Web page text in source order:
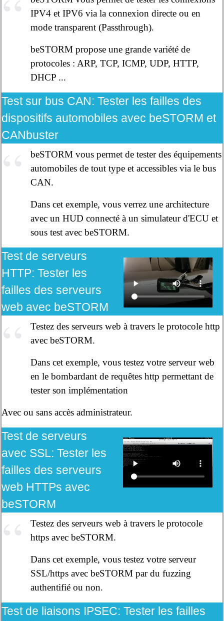
IPV4 et IPV6 via la connexion directe ou en
mode transparent (Passthrough).
beSTORM propose une grande variété de
protocoles : ARP, TCP, ICMP, UDP, HTTP,
DHCP ...
Test sur bus CAN: Tester les failles des
dispositifs automobiles avec beSTORM et
CANbuster
beSTORM vous permet de tester des équipements
automobiles de tout type et accessibles via le bus
CAN.
Dans cet exemple, vous verrez une architecture
avec un HUD connecté à un simulateur d'ECU et
sous test avec beSTORM.
Test de serveurs
HTTP: Tester les
failles des serveurs
web avec beSTORM
Testez des serveurs web à travers le protocole http
avec beSTORM.
Dans cet exemple, vous testez votre serveur web
en le bombardant de requêtes http permettant de
tester son implémentation
Avec ou sans accès administrateur.
Test de serveurs
avec SSL: Tester les
failles des serveurs
web HTTPs avec
beSTORM
Testez des serveurs web à travers le protocole
https avec beSTORM.
Dans cet exemple, vous testez votre serveur
SSL/https avec beSTORM par du fuzzing
authentifié ou non.
Test de liaisons IPSEC: Tester les failles